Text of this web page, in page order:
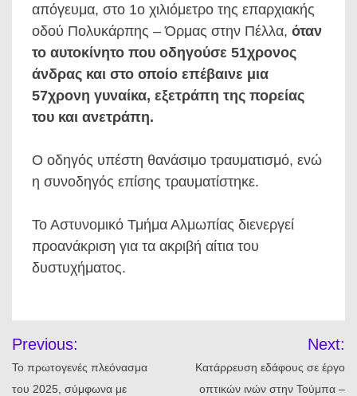
απόγευμα, στο 1ο χιλιόμετρο της επαρχιακής
οδού Πολυκάρπης – Όρμας στην Πέλλα, όταν
το αυτοκίνητο που οδηγούσε 51χρονος
άνδρας και στο οποίο επέβαινε μια
57χρονη γυναίκα, εξετράπη της πορείας
του και ανετράπη.
Ο οδηγός υπέστη θανάσιμο τραυματισμό, ενώ
η συνοδηγός επίσης τραυματίστηκε.
Το Αστυνομικό Τμήμα Αλμωπίας διενεργεί
προανάκριση για τα ακριβή αίτια του
δυστυχήματος.
άρθρων
Previous:
Το πρωτογενές πλεόνασμα
του 2025, σύμφωνα με
Next:
Κατάρρευση εδάφους σε έργο
οπτικών ινών στην Τούμπα –